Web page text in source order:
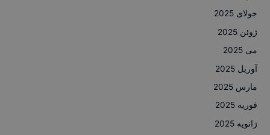
جولای 2025
ژوئن 2025
می 2025
آوریل 2025
مارس 2025
فوریه 2025
ژانویه 2025